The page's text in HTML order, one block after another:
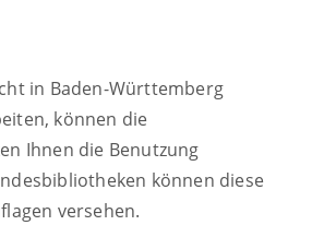
in Baden-Württemberg
können die
Ihnen die Benutzung
können diese
versehen.